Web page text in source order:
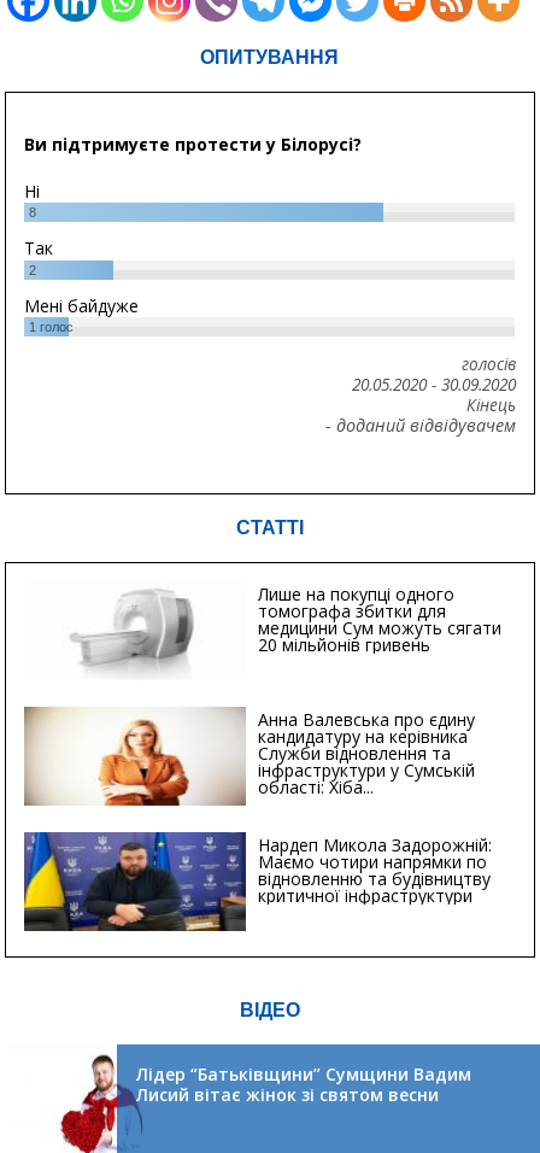
ОПИТУВАННЯ
Ви підтримуєте протести у Білорусі?
Ні
8
Так
2
Мені байдуже
1 голос
голосів
20.05.2020- 30.09.2020
Кінець
- доданий відвідувачем
СТАТТІ
Лише на покупці одного
томографа збитки для
медицини Сум можуть сягати
20 мільйонів гривень
Анна Валевська про єдину
кандидатуру на керівника
Служби відновлення та
інфраструктури у Сумській
області: Хіба...
Нардеп Микола Задорожній:
Маємо чотири напрямки по
відновленню та будівництву
критичної інфраструктури
ВІДЕО
Лідер “Батьківщини” Сумщини Вадим
Лисий вітає жінок зі святом весни